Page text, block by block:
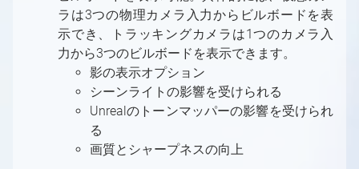
MIDIをAximmetryで使用する
Aximmetryでのシリアルポートの使用
AximmetryでのUDPとTCPの使用
Viscaを使用してAximmetryからPTZカメラ
を制御する
Webサーバーを使用してWebブラウザから
Aximmetryをリモート制御する
AximmetryでのWebSocketとHTTPの使用
Vanishing Point Viper の使用
最適化
ネイティブエンジンにおける後処理
ポスト処理効果
トーンマッピング手法
高度なグラフィックスタスク
AX Scene Editor用サードパーティ製コー
ドプラグインのインストール方法
AximmetryとUnreal Engineを組み合わせ
たRendering
カメラシーケンサー
トラッキングカメラビルボード：オクルージ
ョン
トラッキングカメラコンパウンドのカメラコ
ントロールボード
Aximmetry シーン設定（LED ウォール）
Unreal シーン設定（LEDウォール）
入力の設定
入力コントロールボードの概要
トラッキング対応カメラインプット
シーン配置
複数のカメラを1つのシーン内に配置する
LEDウォールの設置
LEDウォール制御盤の概要
LEDウォールの設置方法
仮想および物理LEDウォールの設置
LEDウォールXコントロールパネル
スタジオ コントロール パネル
デジタル拡張機能の設定
デジタル拡張機能の設定
ヴィネット補正
LUT測定
デジタル拡張調整
最終化
遅延
単一マシンのLED設置
簡易マルチマシンLED設定
Unrealシーン設定（AR）
AR マスク
大規模スタジオ環境でのマルチマシン
高度な情報と機能
レンダリングからコントロールマシンへの動
画送信
Aximmetry によるマルチユーザー編集
コマンドラインスイッチ
フォーマット文字列
Aximmetryコンテンツ保護
フローエディター
フローエディターの概要
フローエディター
モジュール
オートメーション
プレイリスト
シーケンス
シーケンサーとシーケンスエディター
カメラコンパウンド内の伝送トンネル
Aximmetryの内部構造
Aximmetryの内部構造の概要
イン・トゥ・アウト遅延
レンダリング設定
チャートリアル
チュートリアルの概要
スタジオオペレーター向け
同期とGenlock
コンテンツクリエイター向け
ラは3つの物理カメラ入力からビルボードを表
示でき、トラッキングカメラは1つのカメラ入
力から3つのビルボードを表示できます。
影の表示オプション
シーンライトの影響を受けられる
Unrealのトーンマッパーの影響を受けられ
る
画質とシャープネスの向上